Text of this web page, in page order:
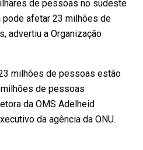
de pessoas no sudeste
pode afetar 23 milhões de
advertiu a Organização
milhões de pessoas estão
de pessoas
da OMS Adelheid
da agência da ONU.